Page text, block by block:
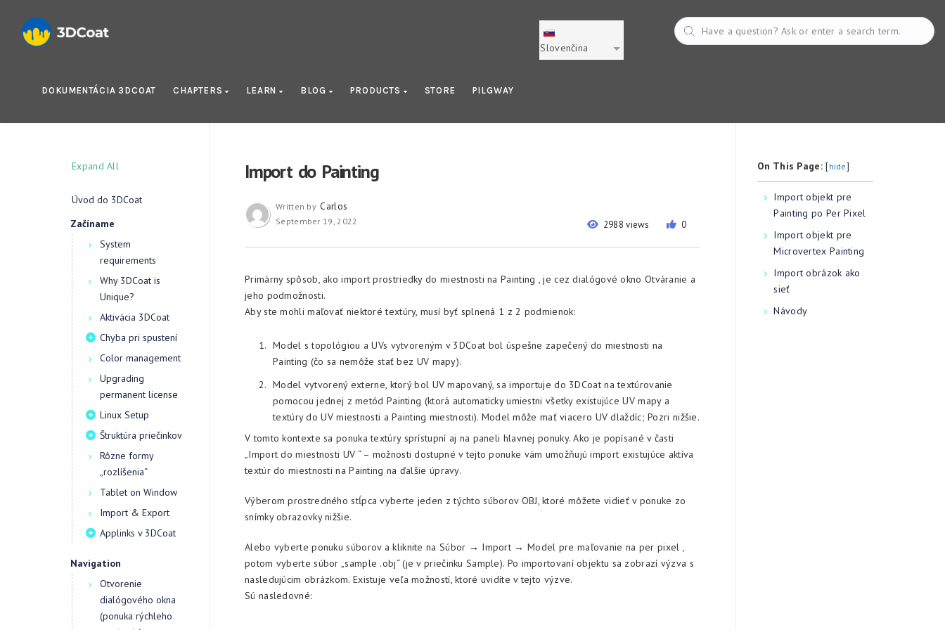
Slovenčina
DOKUMENTÁCIA 3DCOAT CHAPTERS LEARN BLOG PRODUCTS STORE PILGWAY
Expand All
Úvod do 3DCoat
Začíname
System
requirements
Why 3DCoat is
Unique?
Aktivácia 3DCoat
Chyba pri spustení
Color management
Upgrading
permanent license
Linux Setup
Štruktúra priečinkov
Rôzne formy
„rozlíšenia“
Tablet on Window
Import & Export
Applinks v 3DCoat
Navigation
Otvorenie
dialógového okna
(ponuka rýchleho
Import do Painting
2988 views 0
Written by Carlos
September 19, 2022
Primárny spôsob, ako import prostriedky do miestnosti na Painting , je cez dialógové okno Otváranie a
jeho podmožnosti.
Aby ste mohli maľovať niektoré textúry, musí byť splnená 1 z 2 podmienok:
Model s topológiou a UVs vytvoreným v 3DCoat bol úspešne zapečený do miestnosti na
Painting (čo sa nemôže stať bez UV mapy).
Model vytvorený externe, ktorý bol UV mapovaný, sa importuje do 3DCoat na textúrovanie
pomocou jednej z metód Painting (ktorá automaticky umiestni všetky existujúce UV mapy a
textúry do UV miestnosti a Painting miestnosti). Model môže mať viacero UV dlaždíc; Pozri nižšie.
V tomto kontexte sa ponuka textúry sprístupní aj na paneli hlavnej ponuky. Ako je popísané v časti
„Import do miestnosti UV “ – možnosti dostupné v tejto ponuke vám umožňujú import existujúce aktíva
textúr do miestnosti na Painting na ďalšie úpravy.
Výberom prostredného stĺpca vyberte jeden z týchto súborov OBJ, ktoré môžete vidieť v ponuke zo
snímky obrazovky nižšie.
Alebo vyberte ponuku súborov a kliknite na Súbor → Import → Model pre maľovanie na per pixel ,
potom vyberte súbor „sample .obj“ (je v priečinku Sample). Po importovaní objektu sa zobrazí výzva s
nasledujúcim obrázkom. Existuje veľa možností, ktoré uvidíte v tejto výzve.
Sú nasledovné:
On This Page:[hide]
Import objekt pre
Painting po Per Pixel
Import objekt pre
Microvertex Painting
Import obrázok ako
sieť
Návody